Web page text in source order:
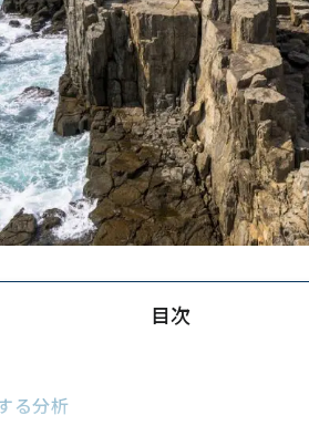
目次
る分析